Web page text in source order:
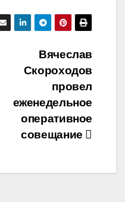
Вячеслав
Скороходов
провел
еженедельное
оперативное
совещание